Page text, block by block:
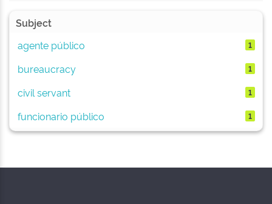
Subject
agente público
1
bureaucracy 1
civil servant 1
funcionario público 1